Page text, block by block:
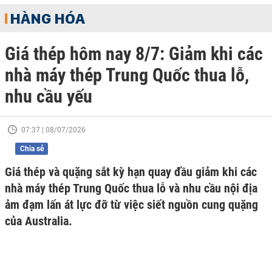
HÀNG HÓA
Giá thép hôm nay 8/7: Giảm khi các
nhà máy thép Trung Quốc thua lỗ,
nhu cầu yếu
07:37 | 08/07/2026
Chia sẻ
Giá thép và quặng sắt kỳ hạn quay đầu giảm khi các
nhà máy thép Trung Quốc thua lỗ và nhu cầu nội địa
ảm đạm lấn át lực đỡ từ việc siết nguồn cung quặng
của Australia.